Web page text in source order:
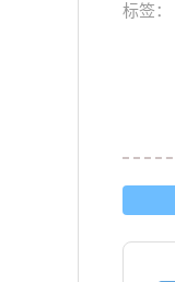
标签：